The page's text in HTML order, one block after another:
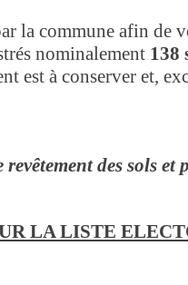
la commune afin de
nominalement 138
est à conserver et,
des sols
LA LISTE